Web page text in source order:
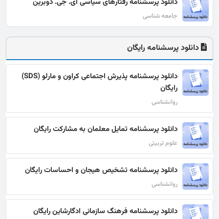
جامعه شناسی
دانلود پرسشنامه رایگان
دانلود پرسشنامه پذیرش اجتماعی کراون و مارلو (SDS)
رایگان
روانشناسی
دانلود پرسشنامه تمایل معلمان به مشارکت رایگان
علوم تربیتی
دانلود پرسشنامه تشخیص هیجان و احساسات رایگان
روانشناسی
دانلود پرسشنامه فرهنگ سازمانی ادگارشاین رایگان